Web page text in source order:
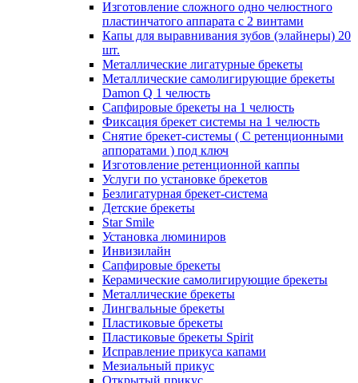
Изготовление сложного одно челюстного
пластинчатого аппарата с 2 винтами
Капы для выравнивания зубов (элайнеры) 20
шт.
Металлические лигатурные брекеты
Металлические самолигирующие брекеты
Damon Q 1 челюсть
Сапфировые брекеты на 1 челюсть
Фиксация брекет системы на 1 челюсть
Снятие брекет-системы ( С ретенционными
аппоратами ) под ключ
Изготовление ретенционной каппы
Услуги по установке брекетов
Безлигатурная брекет-система
Детские брекеты
Star Smile
Установка люминиров
Инвизилайн
Сапфировые брекеты
Керамические самолигирующие брекеты
Металлические брекеты
Лингвальные брекеты
Пластиковые брекеты
Пластиковые брекеты Spirit
Исправление прикуса капами
Мезиальный прикус